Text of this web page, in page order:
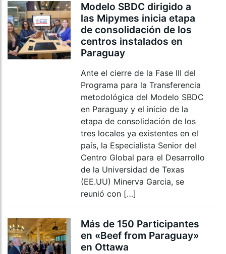
Modelo SBDC dirigido a
las Mipymes inicia etapa
de consolidación de los
centros instalados en
Paraguay
Ante el cierre de la Fase III del
Programa para la Transferencia
metodológica del Modelo SBDC
en Paraguay y el inicio de la
etapa de consolidación de los
tres locales ya existentes en el
país, la Especialista Senior del
Centro Global para el Desarrollo
de la Universidad de Texas
(EE.UU) Minerva Garcia, se
reunió con […]
Más de 150 Participantes
en «Beef from Paraguay»
en Ottawa